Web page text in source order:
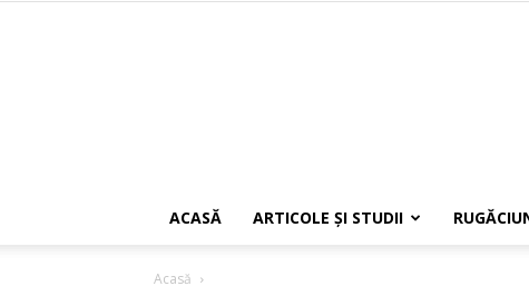
ACASĂ ARTICOLE ŞI STUDII
Acasă